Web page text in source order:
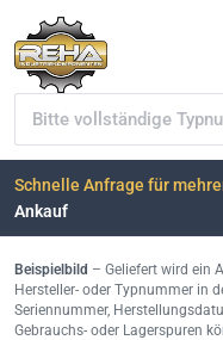
Typnummer suchen
Schnelle Anfrage für
Ankauf
Beispielbild – Geliefert wird ein
Hersteller- oder Typnummer in
Seriennummer,
Gebrauchs- oder Lagerspuren